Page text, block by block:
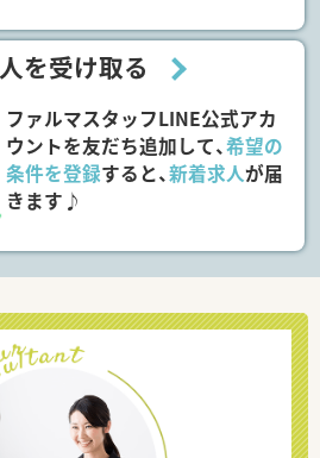
を受け取る
ファルマスタッフLINE公式アカ
ウントを友だち追加して、希望の
条件を登録すると、新着求人が届
きます♪